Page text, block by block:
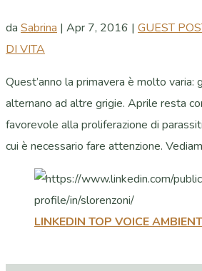
da Sabrina | Apr 7, 2016 | GUEST
DI VITA
Quest’anno la primavera è molto varia:
alternano ad altre grigie. Aprile resta
favorevole alla proliferazione di
cui è necessario fare attenzione.
LINKEDIN TOP VOICE